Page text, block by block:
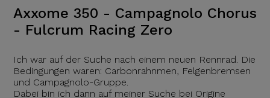
Axxome 350 - Campagnolo Chorus
- Fulcrum Racing Zero
Ich war auf der Suche nach einem neuen Rennrad. Die
Bedingungen waren: Carbonrahnmen, Felgenbremsen
und Campagnolo-Gruppe.
Dabei bin ich dann auf meiner Suche bei Origine